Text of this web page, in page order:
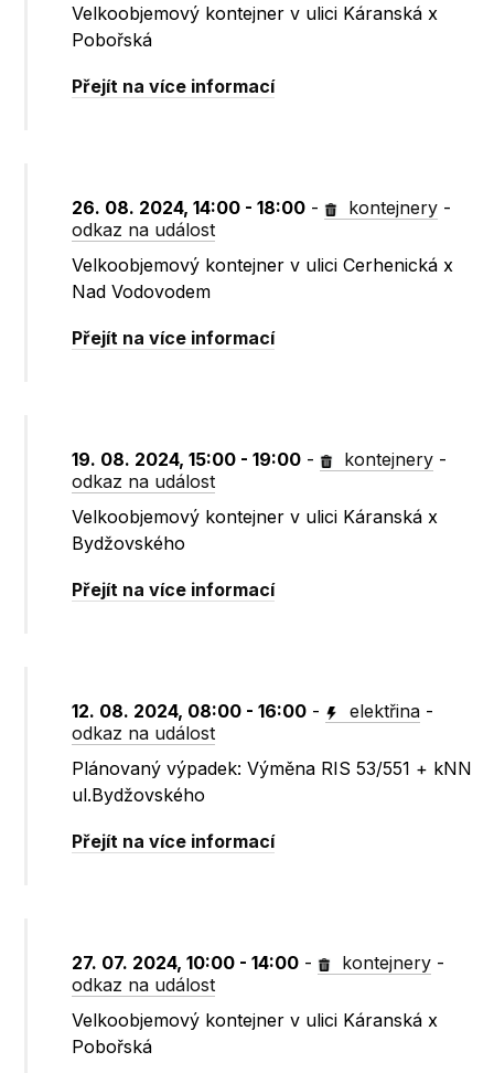
Velkoobjemový kontejner v ulici Káranská x
Pobořská
Přejít na více informací
26. 08. 2024, 14:00 - 18:00 - kontejnery -
odkaz na událost
Velkoobjemový kontejner v ulici Cerhenická x
Nad Vodovodem
Přejít na více informací
19. 08. 2024, 15:00 - 19:00 - kontejnery -
odkaz na událost
Velkoobjemový kontejner v ulici Káranská x
Bydžovského
Přejít na více informací
12. 08. 2024, 08:00 - 16:00 - elektřina -
odkaz na událost
Plánovaný výpadek: Výměna RIS 53/551 + kNN
ul.Bydžovského
Přejít na více informací
27. 07. 2024, 10:00 - 14:00 - kontejnery -
odkaz na událost
Velkoobjemový kontejner v ulici Káranská x
Pobořská